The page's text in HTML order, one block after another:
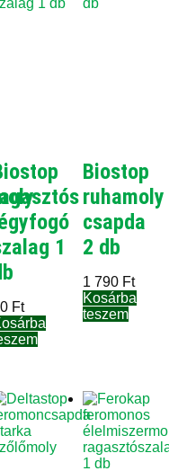
1
Ft
Biostop
ruhamoly
csapda
2 db
1 790 Ft
Kosárba
teszem